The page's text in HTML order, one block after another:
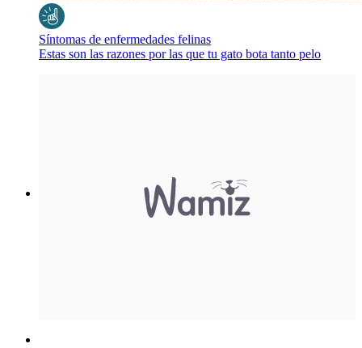
Síntomas de enfermedades felinas
Estas son las razones por las que tu gato bota tanto pelo